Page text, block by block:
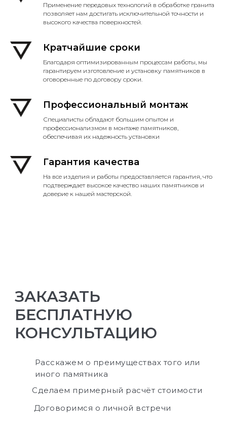
Применение передовых технологий в обработке гранита
позволяет нам достигать исключительной точности и
высокого качества поверхностей.
Кратчайшие сроки
Благодаря оптимизированным процессам работы, мы
гарантируем изготовление и установку памятников в
оговоренные по договору сроки.
Профессиональный монтаж
Специалисты обладают большим опытом и
профессионализмом в монтаже памятников,
обеспечивая их надежность установки
Гарантия качества
На все изделия и работы предоставляется гарантия, что
подтверждает высокое качество наших памятников и
доверие к нашей мастерской.
ЗАКАЗАТЬ
БЕСПЛАТНУЮ
КОНСУЛЬТАЦИЮ
Расскажем о преимуществах того или
иного памятника
Сделаем примерный расчёт стоимости
Договоримся о личной встречи